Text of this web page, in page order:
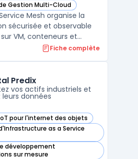
Gestion Multi-Cloud
Service Mesh dans cette catégorie
Mesh organise la
sécurisée et observable
VM, conteneurs et
multicloud. Ce service
le cloud rencontrent des
gar ...
Fiche complète
Predix
vos actifs industriels et
leurs données
pour l'internet des objets
Predix dans cette catégorie
as a Service
Predix dans cette catégorie
développement
sur mesure
Predix dans cette catégorie